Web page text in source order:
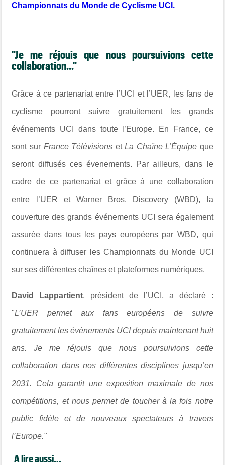
Championnats du Monde de Cyclisme UCI.
"Je me réjouis que nous poursuivions cette
collaboration..."
Grâce à ce partenariat entre l’UCI et l’UER, les fans de
cyclisme pourront suivre gratuitement les grands
événements UCI dans toute l’Europe. En France, ce
sont sur France Télévisions etLa Chaîne L’Équipe que
seront diffusés ces évenements. Par ailleurs, dans le
cadre de ce partenariat et grâce à une collaboration
entre l’UER et Warner Bros. Discovery (WBD), la
couverture des grands événements UCI sera également
assurée dans tous les pays européens par WBD, qui
continuera à diffuser les Championnats du Monde UCI
sur ses différentes chaînes et plateformes numériques.
David Lappartient, président de l’UCI, a déclaré :
"L’UER permet aux fans européens de suivre
gratuitement les événements UCI depuis maintenant huit
ans. Je me réjouis que nous poursuivions cette
collaboration dans nos différentes disciplines jusqu’en
2031. Cela garantit une exposition maximale de nos
compétitions, et nous permet de toucher à la fois notre
public fidèle et de nouveaux spectateurs à travers
l’Europe."
A lire aussi...